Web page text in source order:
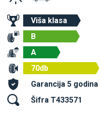
Viša klasa
B
A
70db
Garancija 5 godina
Šifra T433571